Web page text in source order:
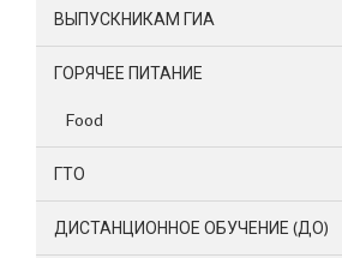
ВЫПУСКНИКАМ ГИА
ГОРЯЧЕЕ ПИТАНИЕ
Food
ГТО
ДИСТАНЦИОННОЕ ОБУЧЕНИЕ (ДО)